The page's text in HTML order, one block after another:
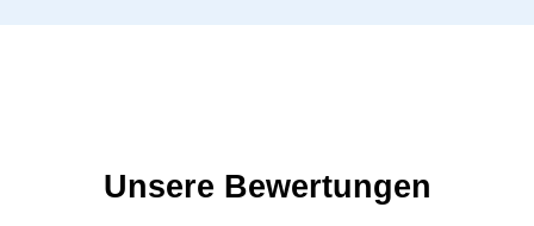
Unsere Bewertungen